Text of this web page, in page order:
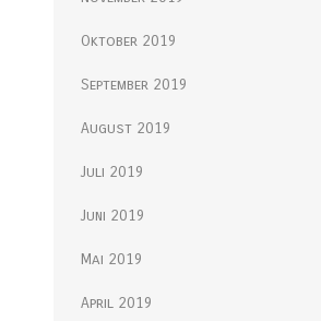
Oktober 2019
September 2019
August 2019
Juli 2019
Juni 2019
Mai 2019
April 2019